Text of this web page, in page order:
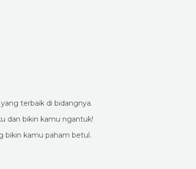
terbaik di bidangnya.
dan bikin kamu ngantuk!
bikin kamu paham betul.